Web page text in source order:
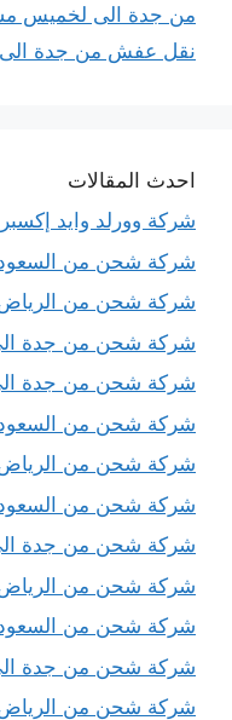
من جدة الى لخميس
نقل عفش من جدة
احدث المقالات
شركة وورلد وايد
شركة شحن من
شركة شحن من الرياض
شركة شحن من جدة الى
شركة شحن من جدة
شركة شحن من
شركة شحن من الرياض
شركة شحن من
شركة شحن من جدة
شركة شحن من
شركة شحن من
شركة شحن من جدة
شركة شحن من